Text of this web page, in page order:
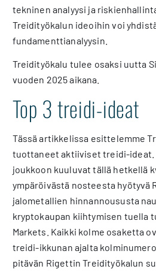
tekninen analyysi ja
Treidityökalun ideoihin voi
fundamenttianalyysin.
Treidityökalu tulee osaksi uutta
vuoden 2025 aikana.
Top 3 treidi-ideat
Tässä artikkelissa esittelemme
tuottaneet aktiiviset treidi-ideat.
joukkoon kuuluvat tällä hetkellä
ympäröivästä nosteesta hyötyvä
jalometallien hinnannoususta
kryptokaupan kiihtymisen tuella
Markets. Kaikki kolme osaketta
treidi-ikkunan ajalta
pitävän Rigettin Treidityökalun